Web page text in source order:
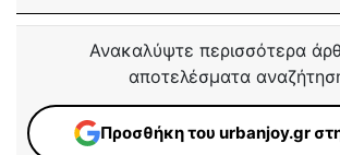
Ανακαλύψτε περισσότερα
αποτελέσματα
Προσθήκη του urbanjoy.gr